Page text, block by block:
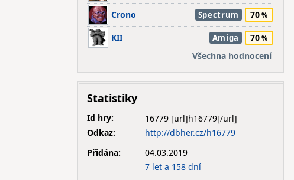
Crono Spectrum 70
KII Amiga
70
Všechna hodnocení
Statistiky
Id hry:
16779
Odkaz:
http://dbher.cz/h16779
Přidána:
04.03.2019
7 let a 158 dní